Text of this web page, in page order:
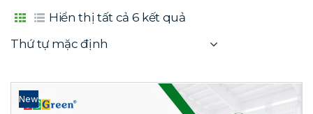
Hiển thị tất cả 6 kết quả
Thứ tự mặc định
New